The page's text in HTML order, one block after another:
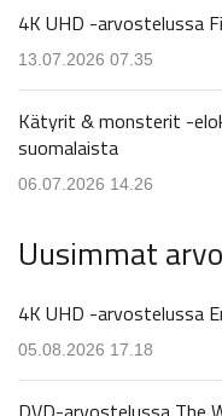
4K UHD -arvostelussa
13.07.2026 07.35
Kätyrit & monsterit -
suomalaista
06.07.2026 14.26
Uusimmat
4K UHD -arvostelussa
05.08.2026 17.18